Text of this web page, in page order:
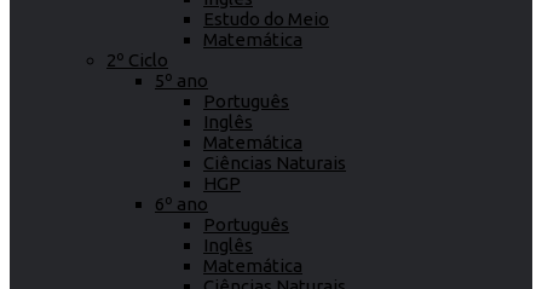
Estudo do Meio
Matemática
2º Ciclo
5º ano
Português
Inglês
Matemática
Ciências Naturais
HGP
6º ano
Português
Inglês
Matemática